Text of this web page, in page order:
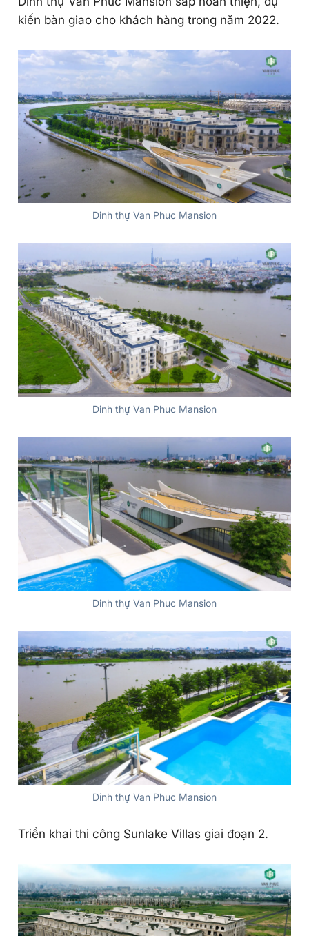
kiến bàn giao cho khách hàng trong năm 2022.
Dinh thự Van Phuc Mansion
Dinh thự Van Phuc Mansion
Dinh thự Van Phuc Mansion
Dinh thự Van Phuc Mansion
Triển khai thi công Sunlake Villas giai đoạn 2.